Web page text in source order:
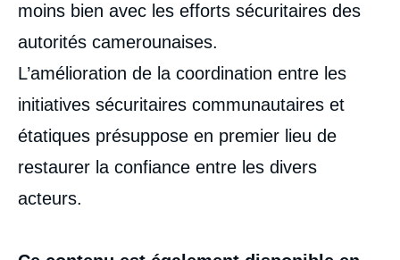
moins bien avec les efforts sécuritaires des
autorités camerounaises.
L’amélioration de la coordination entre les
initiatives sécuritaires communautaires et
étatiques présuppose en premier lieu de
restaurer la confiance entre les divers
acteurs.